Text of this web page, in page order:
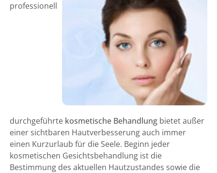
professionell
durchgeführte kosmetische Behandlung bietet außer
einer sichtbaren Hautverbesserung auch immer
einen Kurzurlaub für die Seele. Beginn jeder
kosmetischen Gesichtsbehandlung ist die
Bestimmung des aktuellen Hautzustandes sowie die